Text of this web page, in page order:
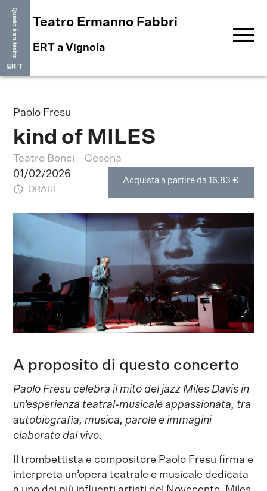
Teatro Ermanno Fabbri
ERT a Vignola menu
Paolo Fresu
kind of MILES
Teatro Bonci – Cesena
01/02/2026
ORARI
Acquista a partire da 16,83 €
A proposito di questo concerto
Paolo Fresu celebra il mito del jazz Miles Davis in
un’esperienza teatral-musicale appassionata, tra
autobiografia, musica, parole e immagini
elaborate dal vivo.
Il trombettista e compositore Paolo Fresu firma e
interpreta un’opera teatrale e musicale dedicata